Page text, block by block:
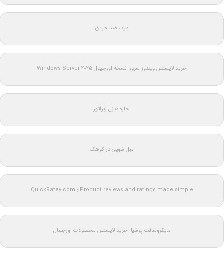
درب ضد حریق
خرید لایسنس ویندوز سرور: نسخه اورجینال Windows Server 2025
اجاره دیزل ژنراتور
مبل شویی در کوهک
QuickRatey.com : Product reviews and ratings made simple
مایکروسافت پرشیا: خرید لایسنس محصولات اورجینال